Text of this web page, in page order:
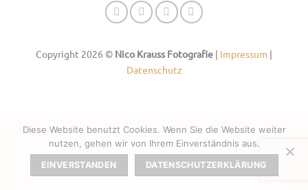
Copyright 2026 © Nico Krauss Fotografie | Impressum |
Datenschutz
Diese Website benutzt Cookies. Wenn Sie die Website weiter
nutzen, gehen wir von Ihrem Einverständnis aus.
EINVERSTANDEN DATENSCHUTZERKLÄRUNG